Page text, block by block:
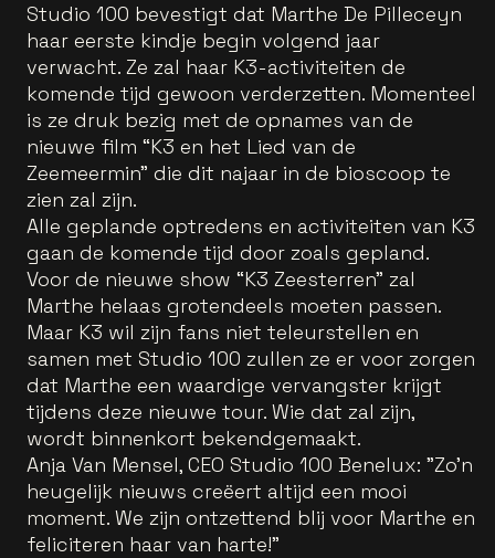
Studio 100 bevestigt dat Marthe De Pilleceyn
haar eerste kindje begin volgend jaar
verwacht. Ze zal haar K3-activiteiten de
komende tijd gewoon verderzetten. Momenteel
is ze druk bezig met de opnames van de
nieuwe film “K3 en het Lied van de
Zeemeermin” die dit najaar in de bioscoop te
zien zal zijn.
Alle geplande optredens en activiteiten van K3
gaan de komende tijd door zoals gepland.
Voor de nieuwe show “K3 Zeesterren” zal
Marthe helaas grotendeels moeten passen.
Maar K3 wil zijn fans niet teleurstellen en
samen met Studio 100 zullen ze er voor zorgen
dat Marthe een waardige vervangster krijgt
tijdens deze nieuwe tour. Wie dat zal zijn,
wordt binnenkort bekendgemaakt.
Anja Van Mensel, CEO Studio 100 Benelux: "Zo'n
heugelijk nieuws creëert altijd een mooi
moment. We zijn ontzettend blij voor Marthe en
feliciteren haar van harte!"